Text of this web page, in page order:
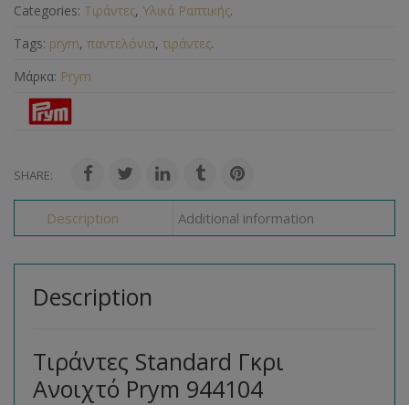
Categories: Τιράντες, Υλικά Ραπτικής.
Tags: prym, παντελόνια, τιράντες.
Μάρκα: Prym
SHARE:
Description Additional information
Description
Τιράντες Standard Γκρι
Ανοιχτό Prym 944104